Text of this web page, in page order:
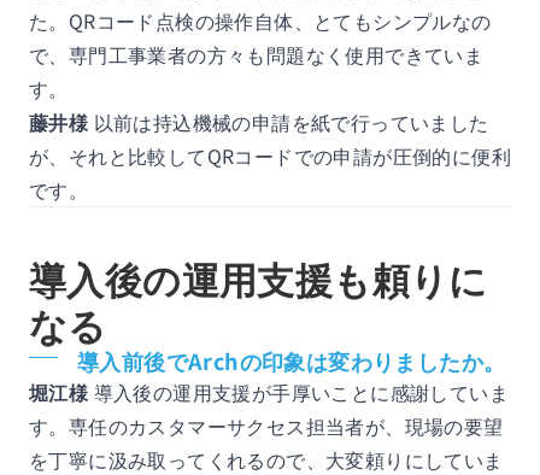
た。QRコード点検の操作自体、とてもシンプルなの
で、専門工事業者の方々も問題なく使用できていま
す。
藤井様 以前は持込機械の申請を紙で行っていました
が、それと比較してQRコードでの申請が圧倒的に便利
です。
導入後の運用支援も頼りに
なる
導入前後でArchの印象は変わりましたか。
堀江様導入後の運用支援が手厚いことに感謝していま
す。専任のカスタマーサクセス担当者が、現場の要望
を丁寧に汲み取ってくれるので、大変頼りにしていま